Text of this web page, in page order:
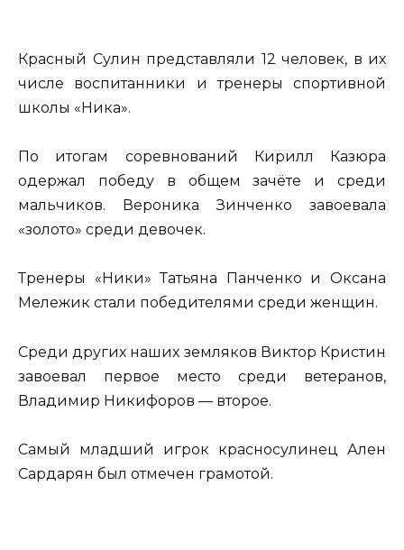
Красный Сулин представляли 12 человек, в их
числе воспитанники и тренеры спортивной
школы «Ника».
По итогам соревнований Кирилл Казюра
одержал победу в общем зачёте и среди
мальчиков. Вероника Зинченко завоевала
«золото» среди девочек.
Тренеры «Ники» Татьяна Панченко и Оксана
Мележик стали победителями среди женщин.
Среди других наших земляков Виктор Кристин
завоевал первое место среди ветеранов,
Владимир Никифоров — второе.
Самый младший игрок красносулинец Ален
Сардарян был отмечен грамотой.